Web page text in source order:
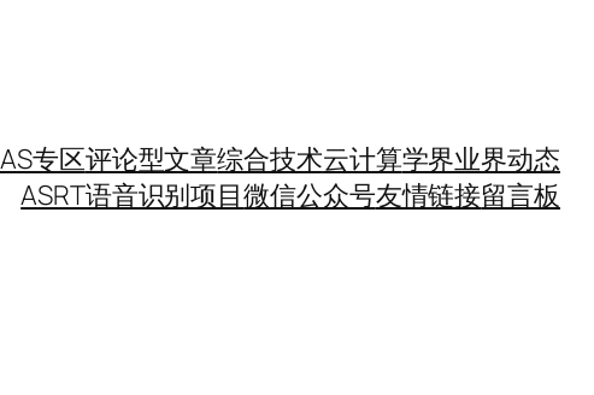
专区评论型文章综合技术云计算学界业界动态
ASRT语音识别项目微信公众号友情链接留言板